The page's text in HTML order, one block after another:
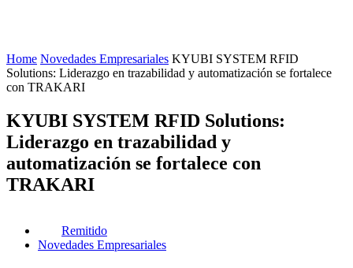
Home Novedades Empresariales KYUBI SYSTEM RFID
Solutions: Liderazgo en trazabilidad y automatización se fortalece
con TRAKARI
KYUBI SYSTEM RFID Solutions:
Liderazgo en trazabilidad y
automatización se fortalece con
TRAKARI
Remitido
Novedades Empresariales